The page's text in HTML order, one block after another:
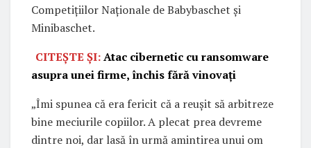
Competițiilor Naționale de Babybaschet și
Minibaschet.
CITEȘTE ȘI:Atac cibernetic cu ransomware
asupra unei firme, închis fără vinovați
„Îmi spunea că era fericit că a reușit să arbitreze
bine meciurile copiilor. A plecat prea devreme
dintre noi, dar lasă în urmă amintirea unui om